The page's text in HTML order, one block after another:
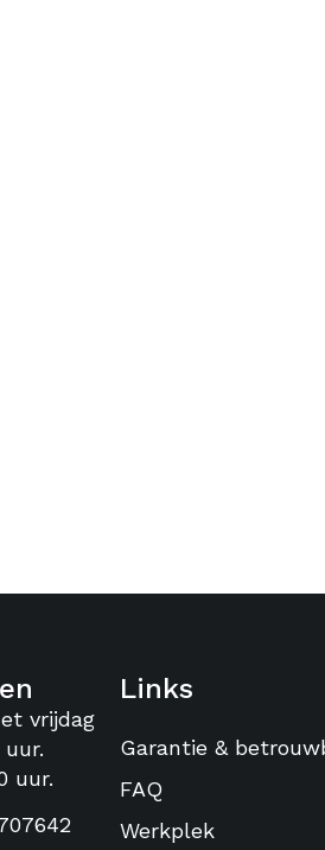
vrijdag
uur.
Links
Garantie &
FAQ
Werkplek